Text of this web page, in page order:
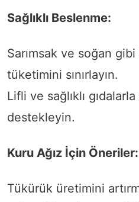
Sağlıklı Beslenme:
Sarımsak ve soğan
tüketimini sınırlayın.
Lifli ve sağlıklı gıdalarla
destekleyin.
Kuru Ağız İçin Öneriler:
Tükürük üretimini